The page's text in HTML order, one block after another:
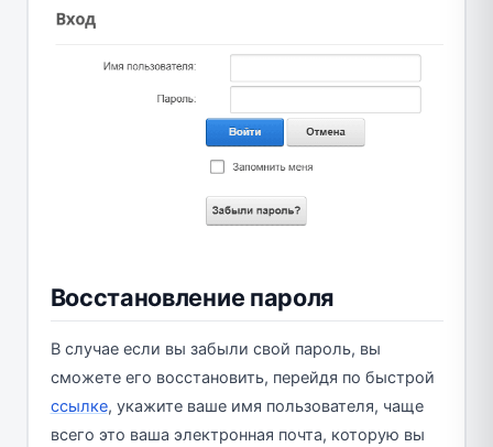
Восстановление пароля
В случае если вы забыли свой пароль, вы
сможете его восстановить, перейдя по быстрой
ссылке, укажите ваше имя пользователя, чаще
всего это ваша электронная почта, которую вы